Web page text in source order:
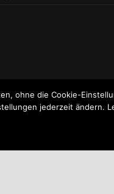
ohne die Cookie-
jederzeit ändern.